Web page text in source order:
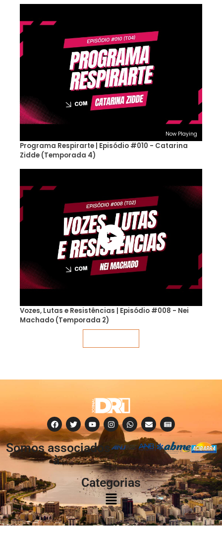
Now Playing
Programa Respirarte | Episódio #010 - Catarina
Zidde (Temporada 4)
Vozes, Lutas e Resistências | Episódio #008 - Nei
Machado (Temporada 2)
Somos associados
à:
Categorias